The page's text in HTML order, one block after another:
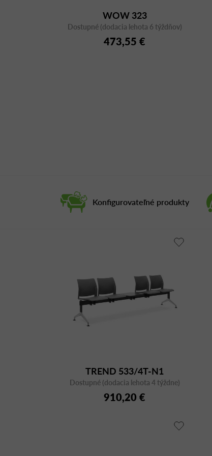
Konfigurovateľné produkty
WOW 323
Dostupné (dodacia lehota 6 týždňov)
473,55 €
TREND 533/4T-N1
Dostupné (dodacia lehota 4 týždne)
910,20 €